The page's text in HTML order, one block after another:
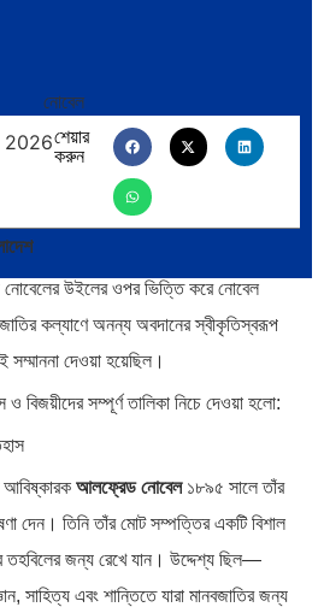
ও… পদ্মা সেতু ও রেল সংযোগ…
অর্থ পাচারের মহাকাব্য: ১০০ ডলারের…
বিশেষ ইন-ডেপ্থ রিপোর্ট: ক্রীড়া
2026শেয়ার
করুন
উইলের ওপর ভিত্তি করে নোবেল
কল্যাণে অনন্য অবদানের স্বীকৃতিস্বরূপ
সম্মাননা দেওয়া হয়েছিল।
বিজয়ীদের সম্পূর্ণ তালিকা নিচে দেওয়া হলো:
আবিষ্কারক আলফ্রেড নোবেল১৮৯৫ সালে তাঁর
দেন। তিনি তাঁর মোট সম্পত্তির একটি বিশাল
জন্য রেখে যান। উদ্দেশ্য ছিল—
সাহিত্য এবং শান্তিতে যারা মানবজাতির জন্য